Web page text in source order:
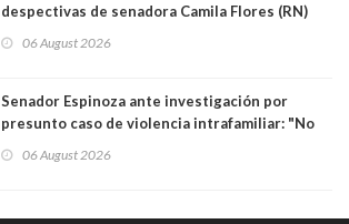
despectivas de senadora Camila Flores (RN)
06 August 2026
Senador Espinoza ante investigación por
presunto caso de violencia intrafamiliar: "No
antecedentes a Tribunal Supremo
06 August 2026